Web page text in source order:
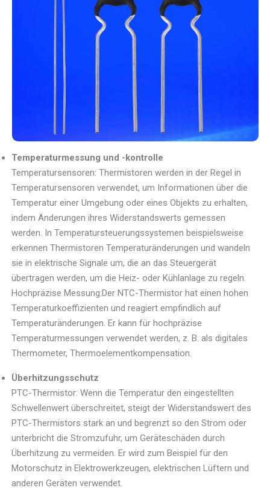
Temperaturmessung und -kontrolle
Temperatursensoren: Thermistoren werden in der Regel in
Temperatursensoren verwendet, um Informationen über die
Temperatur einer Umgebung oder eines Objekts zu erhalten,
indem Änderungen ihres Widerstandswerts gemessen
werden. In Temperatursteuerungssystemen beispielsweise
erkennen Thermistoren Temperaturänderungen und wandeln
sie in elektrische Signale um, die an das Steuergerät
übertragen werden, um die Heiz- oder Kühlanlage zu regeln.
Hochpräzise Messung:Der NTC-Thermistor hat einen hohen
Temperaturkoeffizienten und reagiert empfindlich auf
Temperaturänderungen. Er kann für hochpräzise
Temperaturmessungen verwendet werden, z. B. als digitales
Thermometer, Thermoelementkompensation.
Überhitzungsschutz
PTC-Thermistor: Wenn die Temperatur den eingestellten
Schwellenwert überschreitet, steigt der Widerstandswert des
PTC-Thermistors stark an und begrenzt so den Strom oder
unterbricht die Stromzufuhr, um Geräteschäden durch
Überhitzung zu vermeiden. Er wird zum Beispiel für den
Motorschutz in Elektrowerkzeugen, elektrischen Lüftern und
anderen Geräten verwendet.